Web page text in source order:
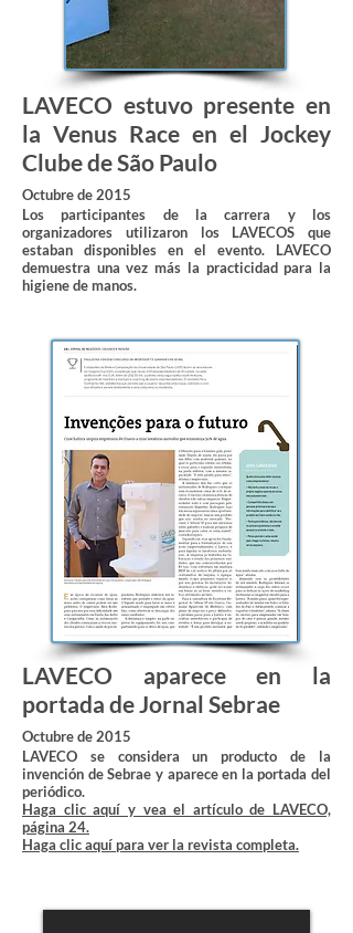
LAVECO estuvo presente en
la Venus Race en el Jockey
Clube de São Paulo
Octubre de 2015
Los participantes de la carrera y los
organizadores utilizaron los LAVECOS que
estaban disponibles en el evento. LAVECO
demuestra una vez más la practicidad para la
higiene de manos.
LAVECO aparece en la
portada de Jornal Sebrae
Octubre de 2015
LAVECO se considera un producto de la
invención de Sebrae y aparece en la portada del
periódico.
Haga clic aquí y vea el artículo de LAVECO,
página 24.
Haga clic aquí para ver la revista completa.